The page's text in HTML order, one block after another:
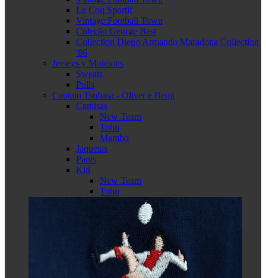
Le Coq Sportif
Vintage Football Town
Coleção George Best
Collection Diego Armando Maradona Collection
'86
Jerseys y Moletons
Sweats
Pulls
Captain Tsubasa - Oliver e Benji
Camisas
New Team
Toho
Mambo
Jaquetas
Pants
Kid
New Team
Toho